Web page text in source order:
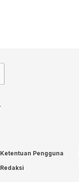
Ketentuan Pengguna
Redaksi